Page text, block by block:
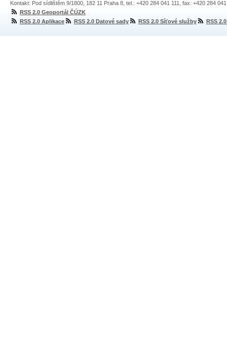
Kontakt: Pod sídlištěm 9/1800, 182 11 Praha 8, tel.: +420 284 041 111, fax: +420 284
RSS 2.0 Geoportál ČÚZK
RSS 2.0 Aplikace
RSS 2.0 Datové sady RSS 2.0 Síťové služby RSS